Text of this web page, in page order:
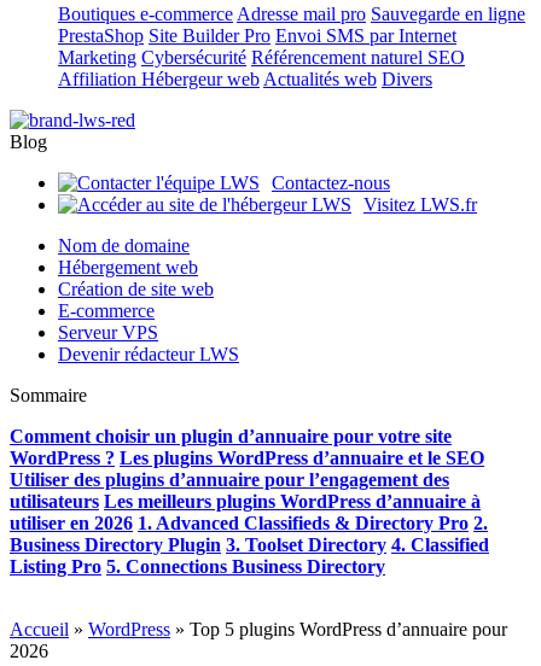
Boutiques e-commerce Adresse mail pro Sauvegarde en ligne
PrestaShop Site Builder Pro Envoi SMS par Internet
Marketing Cybersécurité Référencement naturel SEO
Affiliation Hébergeur web Actualités web Divers
Blog
Contactez-nous
Visitez LWS.fr
Nom de domaine
Hébergement web
Création de site web
E-commerce
Serveur VPS
Devenir rédacteur LWS
Sommaire
Comment choisir un plugin d’annuaire pour votre site
WordPress ? Les plugins WordPress d’annuaire et le SEO
Utiliser des plugins d’annuaire pour l’engagement des
utilisateurs Les meilleurs plugins WordPress d’annuaire à
utiliser en 2026 1. Advanced Classifieds & Directory Pro 2.
Business Directory Plugin 3. Toolset Directory 4. Classified
Listing Pro 5. Connections Business Directory
Accueil » WordPress » Top 5 plugins WordPress d’annuaire pour
2026